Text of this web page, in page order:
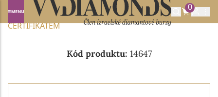
0
Domů NABÍDKA DIAMANTŮ
0.40CT J/VS2 S GIA
CERTIFIKÁTEM
Kód produktu: 14647